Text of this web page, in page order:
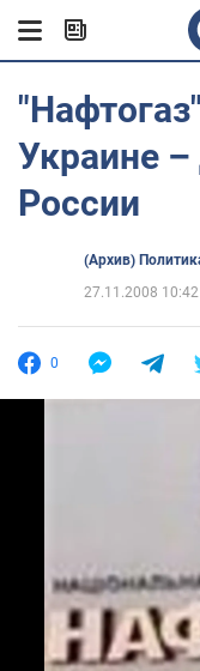
Украине –
России
(Архив)
27.11.2008 10:42
0